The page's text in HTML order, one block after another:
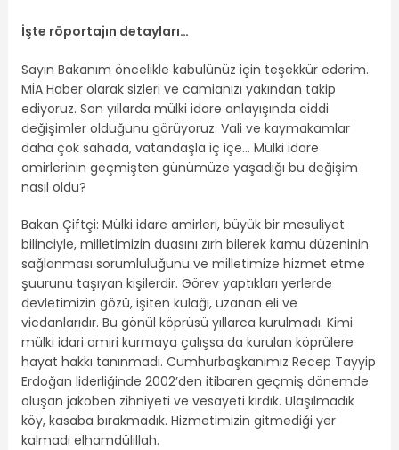
İşte röportajın detayları…
Sayın Bakanım öncelikle kabulünüz için teşekkür ederim.
MİA Haber olarak sizleri ve camianızı yakından takip
ediyoruz. Son yıllarda mülki idare anlayışında ciddi
değişimler olduğunu görüyoruz. Vali ve kaymakamlar
daha çok sahada, vatandaşla iç içe… Mülki idare
amirlerinin geçmişten günümüze yaşadığı bu değişim
nasıl oldu?
Bakan Çiftçi: Mülki idare amirleri, büyük bir mesuliyet
bilinciyle, milletimizin duasını zırh bilerek kamu düzeninin
sağlanması sorumluluğunu ve milletimize hizmet etme
şuurunu taşıyan kişilerdir. Görev yaptıkları yerlerde
devletimizin gözü, işiten kulağı, uzanan eli ve
vicdanlarıdır. Bu gönül köprüsü yıllarca kurulmadı. Kimi
mülki idari amiri kurmaya çalışsa da kurulan köprülere
hayat hakkı tanınmadı. Cumhurbaşkanımız Recep Tayyip
Erdoğan liderliğinde 2002’den itibaren geçmiş dönemde
oluşan jakoben zihniyeti ve vesayeti kırdık. Ulaşılmadık
köy, kasaba bırakmadık. Hizmetimizin gitmediği yer
kalmadı elhamdülillah.